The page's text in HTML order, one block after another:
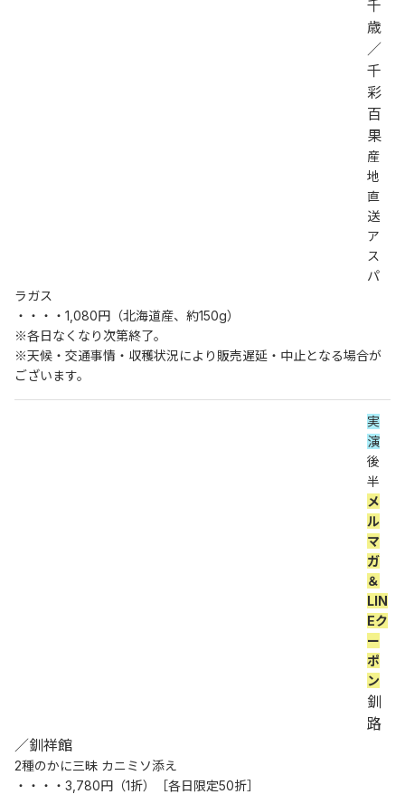
千
歳
／
千
彩
百
果
産
地
直
送
ア
ス
パ
ラガス
・・・・1,080円（北海道産、約150g）
※各日なくなり次第終了。
※天候・交通事情・収穫状況により販売遅延・中止となる場合が
ございます。
実
演
後
半
メ
ル
マ
ガ
＆
LIN
Eク
ー
ポ
ン
釧
路
／釧祥館
2種のかに三昧 カニミソ添え
・・・・3,780円（1折）［各日限定50折］